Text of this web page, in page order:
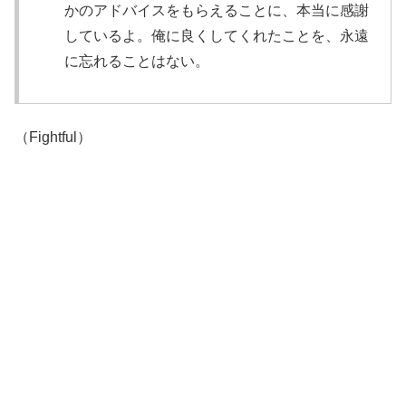
かのアドバイスをもらえることに、本当に感謝
しているよ。俺に良くしてくれたことを、永遠
に忘れることはない。
（Fightful）